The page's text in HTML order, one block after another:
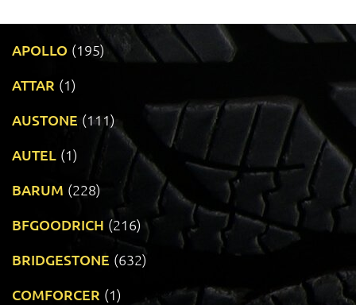
APOLLO (195)
ATTAR (1)
AUSTONE (111)
AUTEL (1)
BARUM (228)
BFGOODRICH (216)
BRIDGESTONE (632)
COMFORCER (1)